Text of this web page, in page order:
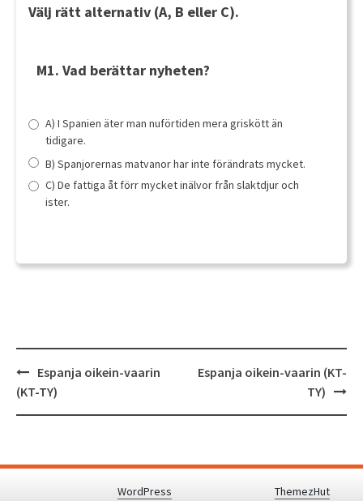
Välj rätt alternativ (A, B eller C).
M1. Vad berättar nyheten?
A) I Spanien äter man nuförtiden mera griskött än
tidigare.
B) Spanjorernas matvanor har inte förändrats mycket.
C) De fattiga åt förr mycket inälvor från slaktdjur och
ister.
Post
navigation
Espanja oikein-vaarin
(KT-TY)
Espanja oikein-vaarin (KT-
TY)
WordPress ThemezHut